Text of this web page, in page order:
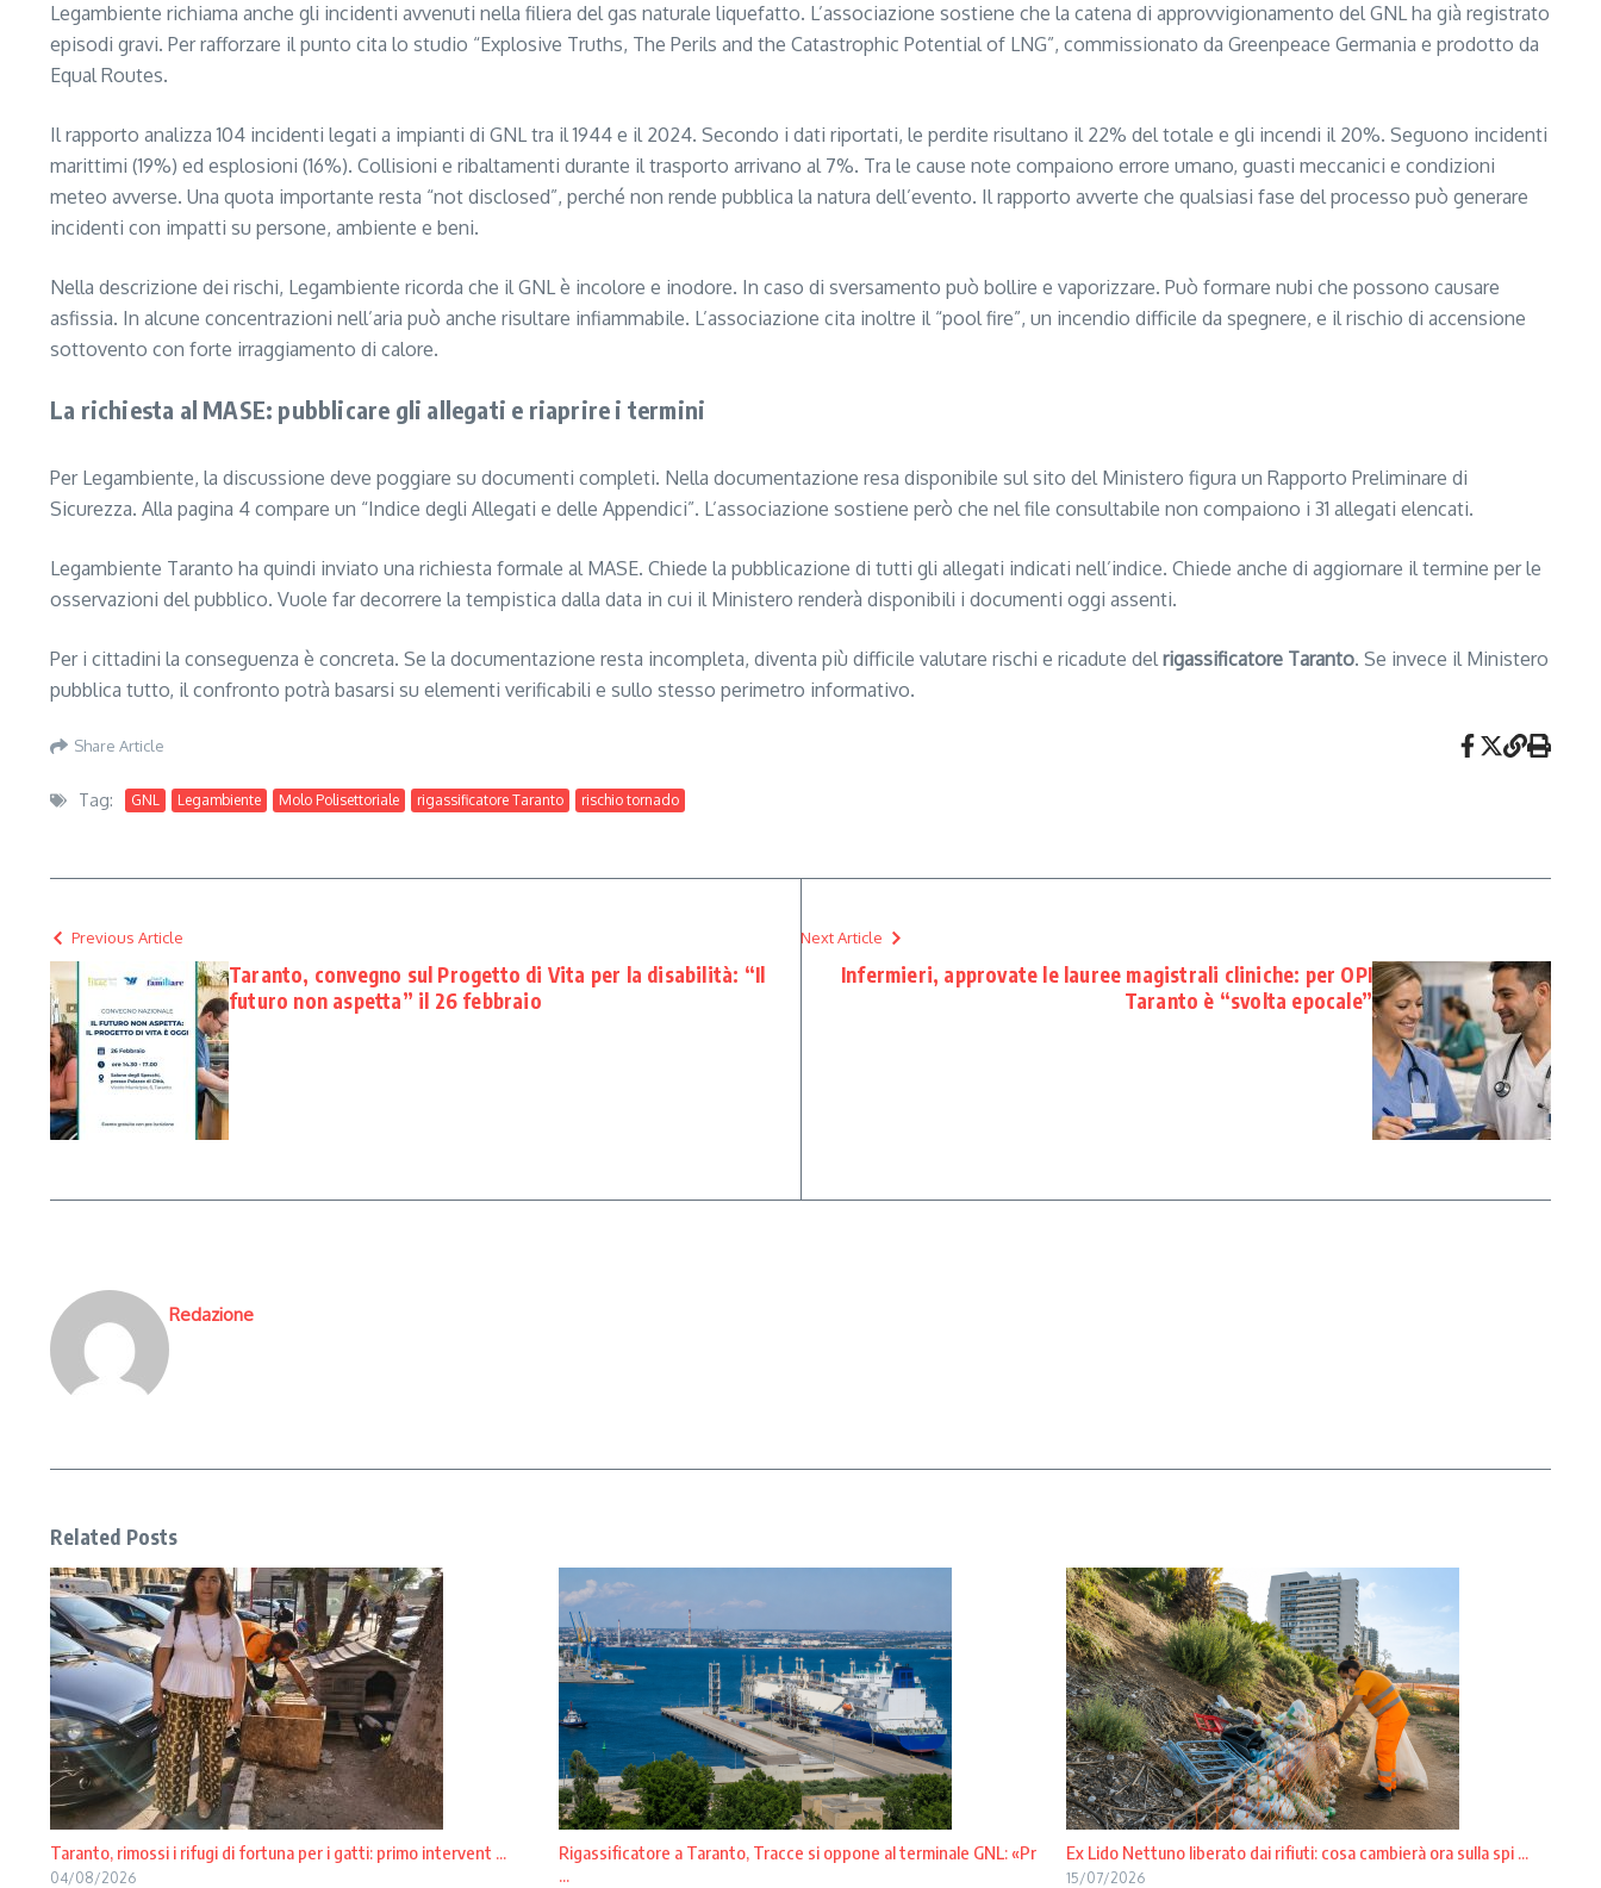
Legambiente richiama anche gli incidenti avvenuti nella filiera del gas naturale liquefatto. L’associazione sostiene che la catena di approvvigionamento del GNL ha già registrato
episodi gravi. Per rafforzare il punto cita lo studio “Explosive Truths, The Perils and the Catastrophic Potential of LNG”, commissionato da Greenpeace Germania e prodotto da
Equal Routes.
Il rapporto analizza 104 incidenti legati a impianti di GNL tra il 1944 e il 2024. Secondo i dati riportati, le perdite risultano il 22% del totale e gli incendi il 20%. Seguono incidenti
marittimi (19%) ed esplosioni (16%). Collisioni e ribaltamenti durante il trasporto arrivano al 7%. Tra le cause note compaiono errore umano, guasti meccanici e condizioni
meteo avverse. Una quota importante resta “not disclosed”, perché non rende pubblica la natura dell’evento. Il rapporto avverte che qualsiasi fase del processo può generare
incidenti con impatti su persone, ambiente e beni.
Nella descrizione dei rischi, Legambiente ricorda che il GNL è incolore e inodore. In caso di sversamento può bollire e vaporizzare. Può formare nubi che possono causare
asfissia. In alcune concentrazioni nell’aria può anche risultare infiammabile. L’associazione cita inoltre il “pool fire”, un incendio difficile da spegnere, e il rischio di accensione
sottovento con forte irraggiamento di calore.
La richiesta al MASE: pubblicare gli allegati e riaprire i termini
Per Legambiente, la discussione deve poggiare su documenti completi. Nella documentazione resa disponibile sul sito del Ministero figura un Rapporto Preliminare di
Sicurezza. Alla pagina 4 compare un “Indice degli Allegati e delle Appendici”. L’associazione sostiene però che nel file consultabile non compaiono i 31 allegati elencati.
Legambiente Taranto ha quindi inviato una richiesta formale al MASE. Chiede la pubblicazione di tutti gli allegati indicati nell’indice. Chiede anche di aggiornare il termine per le
osservazioni del pubblico. Vuole far decorrere la tempistica dalla data in cui il Ministero renderà disponibili i documenti oggi assenti.
Per i cittadini la conseguenza è concreta. Se la documentazione resta incompleta, diventa più difficile valutare rischi e ricadute delrigassificatore Taranto. Se invece il Ministero
pubblica tutto, il confronto potrà basarsi su elementi verificabili e sullo stesso perimetro informativo.
Share Article
Tag: GNL Legambiente Molo Polisettoriale rigassificatore Taranto rischio tornado
Previous Article
Taranto, convegno sul Progetto di Vita per la disabilità: “Il
futuro non aspetta” il 26 febbraio
Next Article
Infermieri, approvate le lauree magistrali cliniche: per OPI
Taranto è “svolta epocale”
Redazione
Related Posts
Taranto, rimossi i rifugi di fortuna per i gatti: primo intervent ...
04/08/2026
Rigassificatore a Taranto, Tracce si oppone al terminale GNL: «Pr
...
Ex Lido Nettuno liberato dai rifiuti: cosa cambierà ora sulla spi ...
15/07/2026